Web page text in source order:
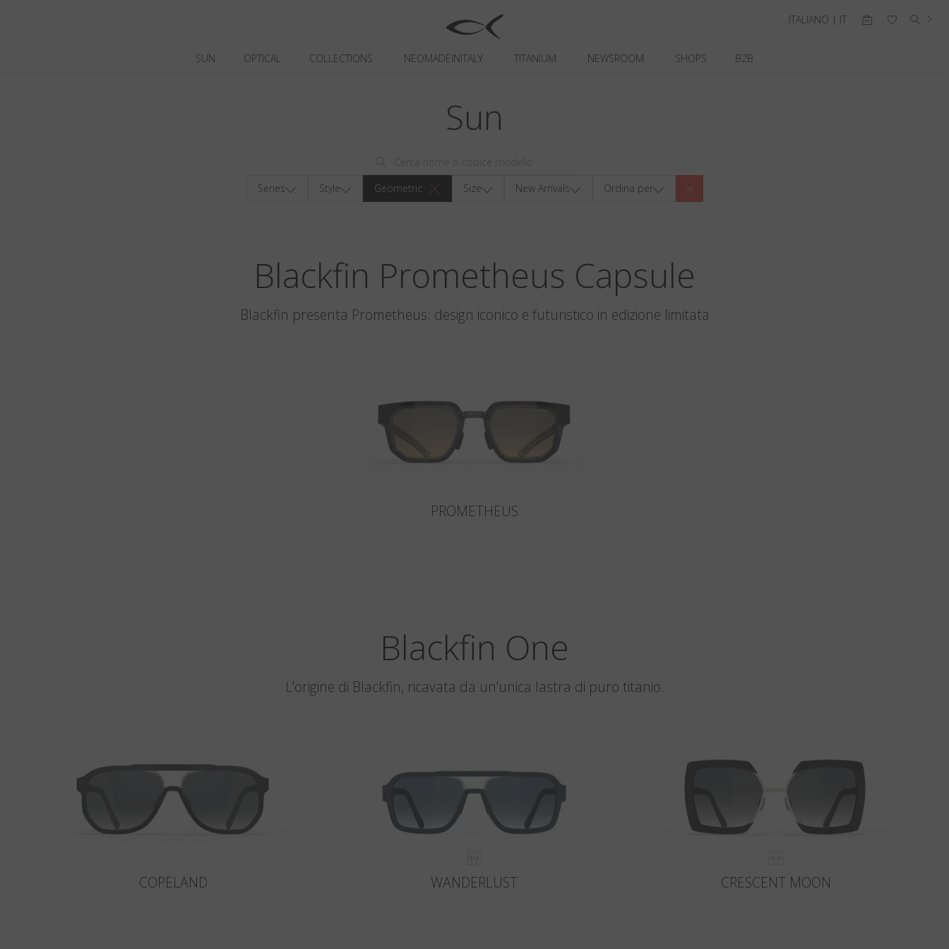
SUN OPTICAL COLLECTIONS NEOMADEINITALY TITANIUM NEWSROOM SHOPS B2B
ITALIANO | IT
Sun
Series Style Geometric Size New Arrivals Ordina per
Blackfin Prometheus Capsule
Blackfin presenta Prometheus: design iconico e futuristico in edizione limitata
PROMETHEUS
Blackfin One
L'origine di Blackfin, ricavata da un’unica lastra di puro titanio.
COPELAND WANDERLUST CRESCENT MOON